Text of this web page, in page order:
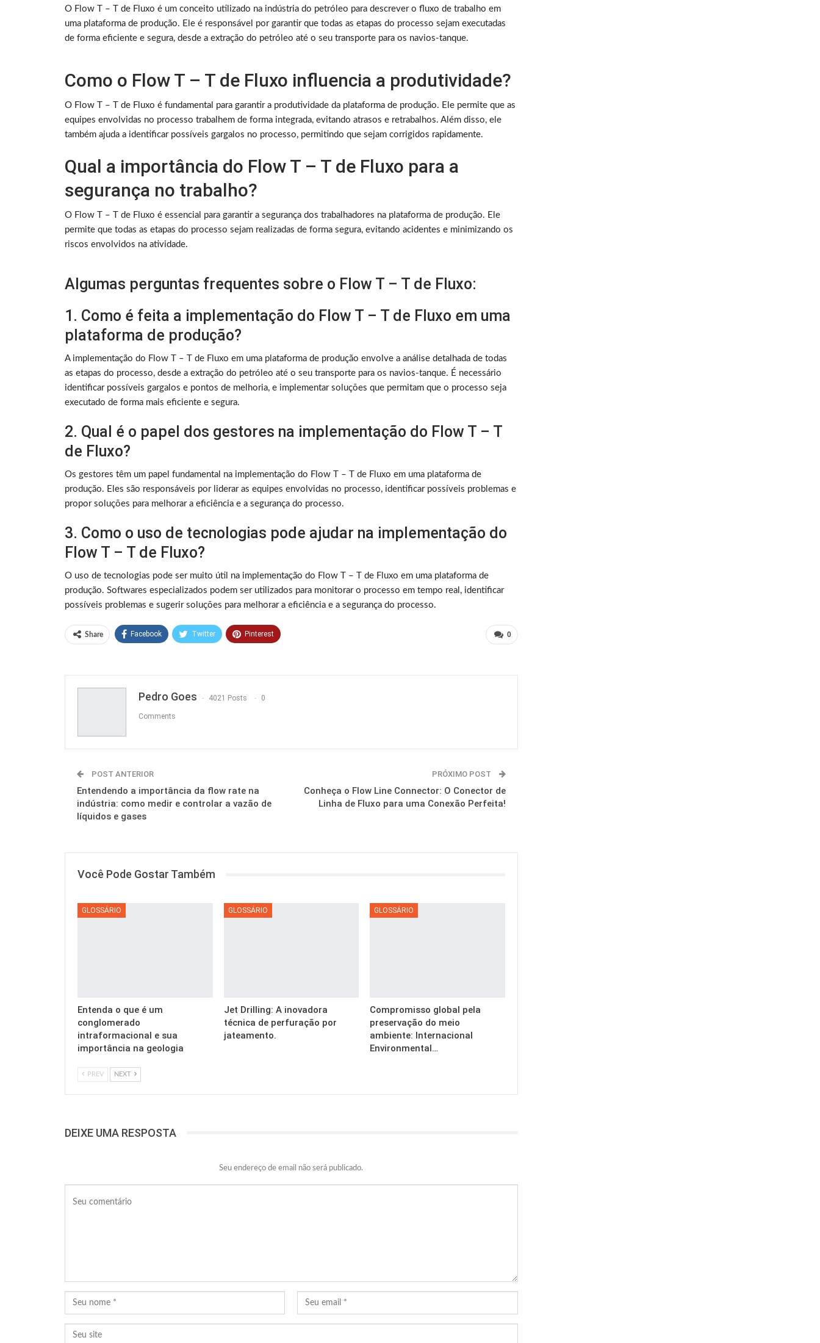
O Flow T – T de Fluxo é um conceito utilizado na indústria do petróleo para descrever o fluxo de trabalho em
uma plataforma de produção. Ele é responsável por garantir que todas as etapas do processo sejam executadas
de forma eficiente e segura, desde a extração do petróleo até o seu transporte para os navios-tanque.
Como o Flow T – T de Fluxo influencia a produtividade?
O Flow T – T de Fluxo é fundamental para garantir a produtividade da plataforma de produção. Ele permite que as
equipes envolvidas no processo trabalhem de forma integrada, evitando atrasos e retrabalhos. Além disso, ele
também ajuda a identificar possíveis gargalos no processo, permitindo que sejam corrigidos rapidamente.
Qual a importância do Flow T – T de Fluxo para a
segurança no trabalho?
O Flow T – T de Fluxo é essencial para garantir a segurança dos trabalhadores na plataforma de produção. Ele
permite que todas as etapas do processo sejam realizadas de forma segura, evitando acidentes e minimizando os
riscos envolvidos na atividade.
Algumas perguntas frequentes sobre o Flow T – T de Fluxo:
1. Como é feita a implementação do Flow T – T de Fluxo em uma
plataforma de produção?
A implementação do Flow T – T de Fluxo em uma plataforma de produção envolve a análise detalhada de todas
as etapas do processo, desde a extração do petróleo até o seu transporte para os navios-tanque. É necessário
identificar possíveis gargalos e pontos de melhoria, e implementar soluções que permitam que o processo seja
executado de forma mais eficiente e segura.
2. Qual é o papel dos gestores na implementação do Flow T – T
de Fluxo?
Os gestores têm um papel fundamental na implementação do Flow T – T de Fluxo em uma plataforma de
produção. Eles são responsáveis por liderar as equipes envolvidas no processo, identificar possíveis problemas e
propor soluções para melhorar a eficiência e a segurança do processo.
3. Como o uso de tecnologias pode ajudar na implementação do
Flow T – T de Fluxo?
O uso de tecnologias pode ser muito útil na implementação do Flow T – T de Fluxo em uma plataforma de
produção. Softwares especializados podem ser utilizados para monitorar o processo em tempo real, identificar
possíveis problemas e sugerir soluções para melhorar a eficiência e a segurança do processo.
0
Share Facebook Twitter Pinterest
Pedro Goes 4021 Posts 0
Comments
POST ANTERIOR
Entendendo a importância da flow rate na
indústria: como medir e controlar a vazão de
líquidos e gases
PRÓXIMO POST
Conheça o Flow Line Connector: O Conector de
Linha de Fluxo para uma Conexão Perfeita!
Você Pode Gostar Também
GLOSSÁRIO
Entenda o que é um
conglomerado
intraformacional e sua
importância na geologia
GLOSSÁRIO
Jet Drilling: A inovadora
técnica de perfuração por
jateamento.
GLOSSÁRIO
Compromisso global pela
preservação do meio
ambiente: Internacional
Environmental…
PREV NEXT
DEIXE UMA RESPOSTA
Seu endereço de email não será publicado.